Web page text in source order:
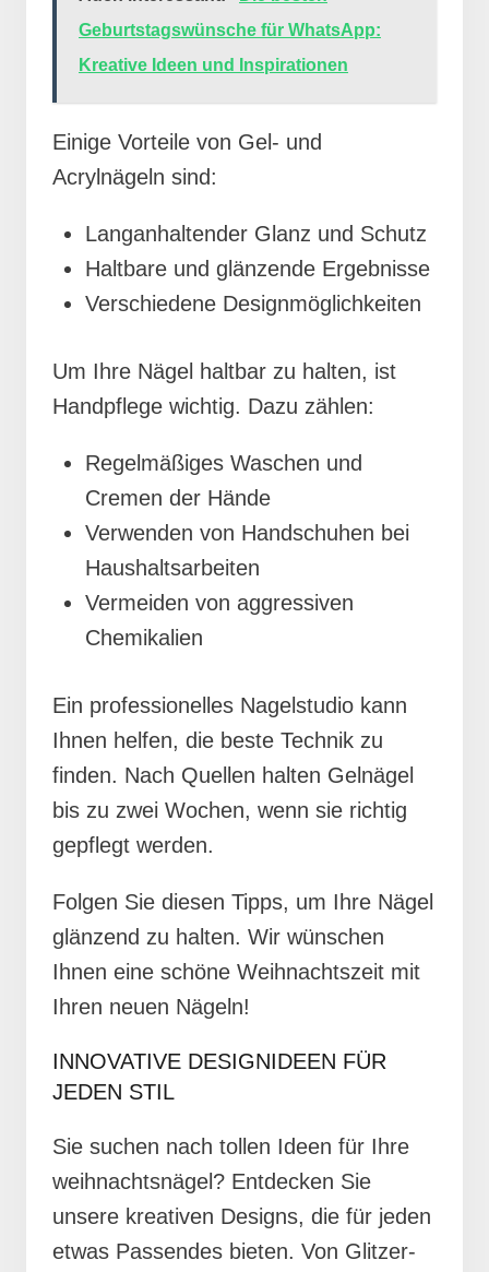
Geburtstagswünsche für WhatsApp:
Kreative Ideen und Inspirationen
Einige Vorteile von Gel- und
Acrylnägeln sind:
Langanhaltender Glanz und Schutz
Haltbare und glänzende Ergebnisse
Verschiedene Designmöglichkeiten
Um Ihre Nägel haltbar zu halten, ist
Handpflege wichtig. Dazu zählen:
Regelmäßiges Waschen und
Cremen der Hände
Verwenden von Handschuhen bei
Haushaltsarbeiten
Vermeiden von aggressiven
Chemikalien
Ein professionelles Nagelstudio kann
Ihnen helfen, die beste Technik zu
finden. Nach Quellen halten Gelnägel
bis zu zwei Wochen, wenn sie richtig
gepflegt werden.
Folgen Sie diesen Tipps, um Ihre Nägel
glänzend zu halten. Wir wünschen
Ihnen eine schöne Weihnachtszeit mit
Ihren neuen Nägeln!
INNOVATIVE DESIGNIDEEN FÜR
JEDEN STIL
Sie suchen nach tollen Ideen für Ihre
weihnachtsnägel? Entdecken Sie
unsere kreativen Designs, die für jeden
etwas Passendes bieten. Von Glitzer-